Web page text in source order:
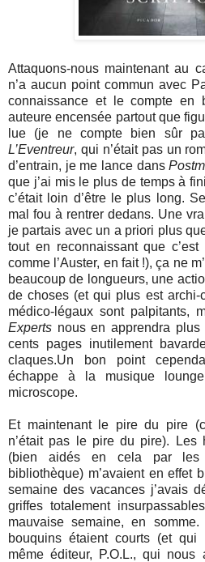
Attaquons-nous maintenant au
n’a aucun point commun avec
connaissance et le compte en
auteure encensée partout que
lue (je ne compte bien sûr
L’Eventreur, qui n’était pas un
d’entrain, je me lance dans
que j’ai mis le plus de temps à
c’était loin d’être le plus long.
mal fou à rentrer dedans. Une
je partais avec un a priori plus
tout en reconnaissant que
comme l’Auster, en fait !), ça ne
beaucoup de longueurs, une
de choses (et qui plus est
médico-légaux sont palpitants,
Experts nous en apprendra
cents pages inutilement
claques.Un bon point
échappe à la musique
microscope.
Et maintenant le pire du pire
n’était pas le pire du pire). Les
(bien aidés en cela par les
bibliothèque) m’avaient en effet
semaine des vacances j’avais
griffes totalement
mauvaise semaine, en
bouquins étaient courts (et
même éditeur, P.O.L., qui